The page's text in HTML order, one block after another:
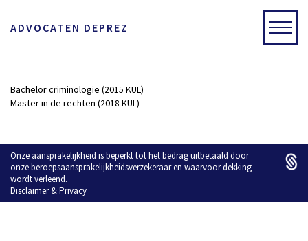
ADVOCATEN DEPREZ
Bachelor criminologie (2015 KUL)
Master in de rechten (2018 KUL)
Onze aansprakelijkheid is beperkt tot het bedrag uitbetaald door
onze beroepsaansprakelijkheidsverzekeraar en waarvoor dekking
wordt verleend.
Disclaimer&Privacy